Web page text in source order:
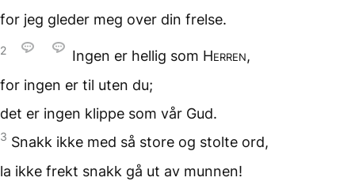
for jeg gleder meg over din frelse.
2 Ingen er hellig som Herren,
for ingen er til uten du;
det er ingen klippe som vår Gud.
3 Snakk ikke med så store og stolte ord,
la ikke frekt snakk gå ut av munnen!